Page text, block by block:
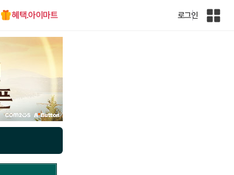
혜택.아이마트 로그인
인